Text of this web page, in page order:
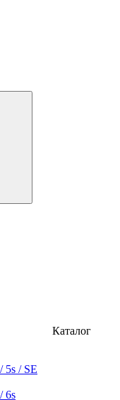
Каталог